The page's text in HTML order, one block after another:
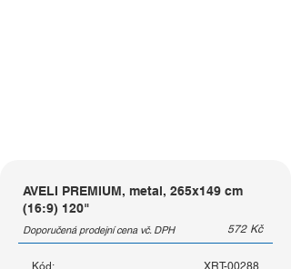
AVELI PREMIUM, metal, 265x149 cm
(16:9) 120"
Doporučená prodejní cena vč. DPH 572 Kč
Kód: XRT-00288